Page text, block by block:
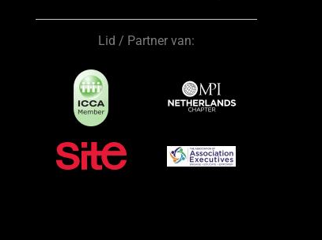
Lid / Partner van: